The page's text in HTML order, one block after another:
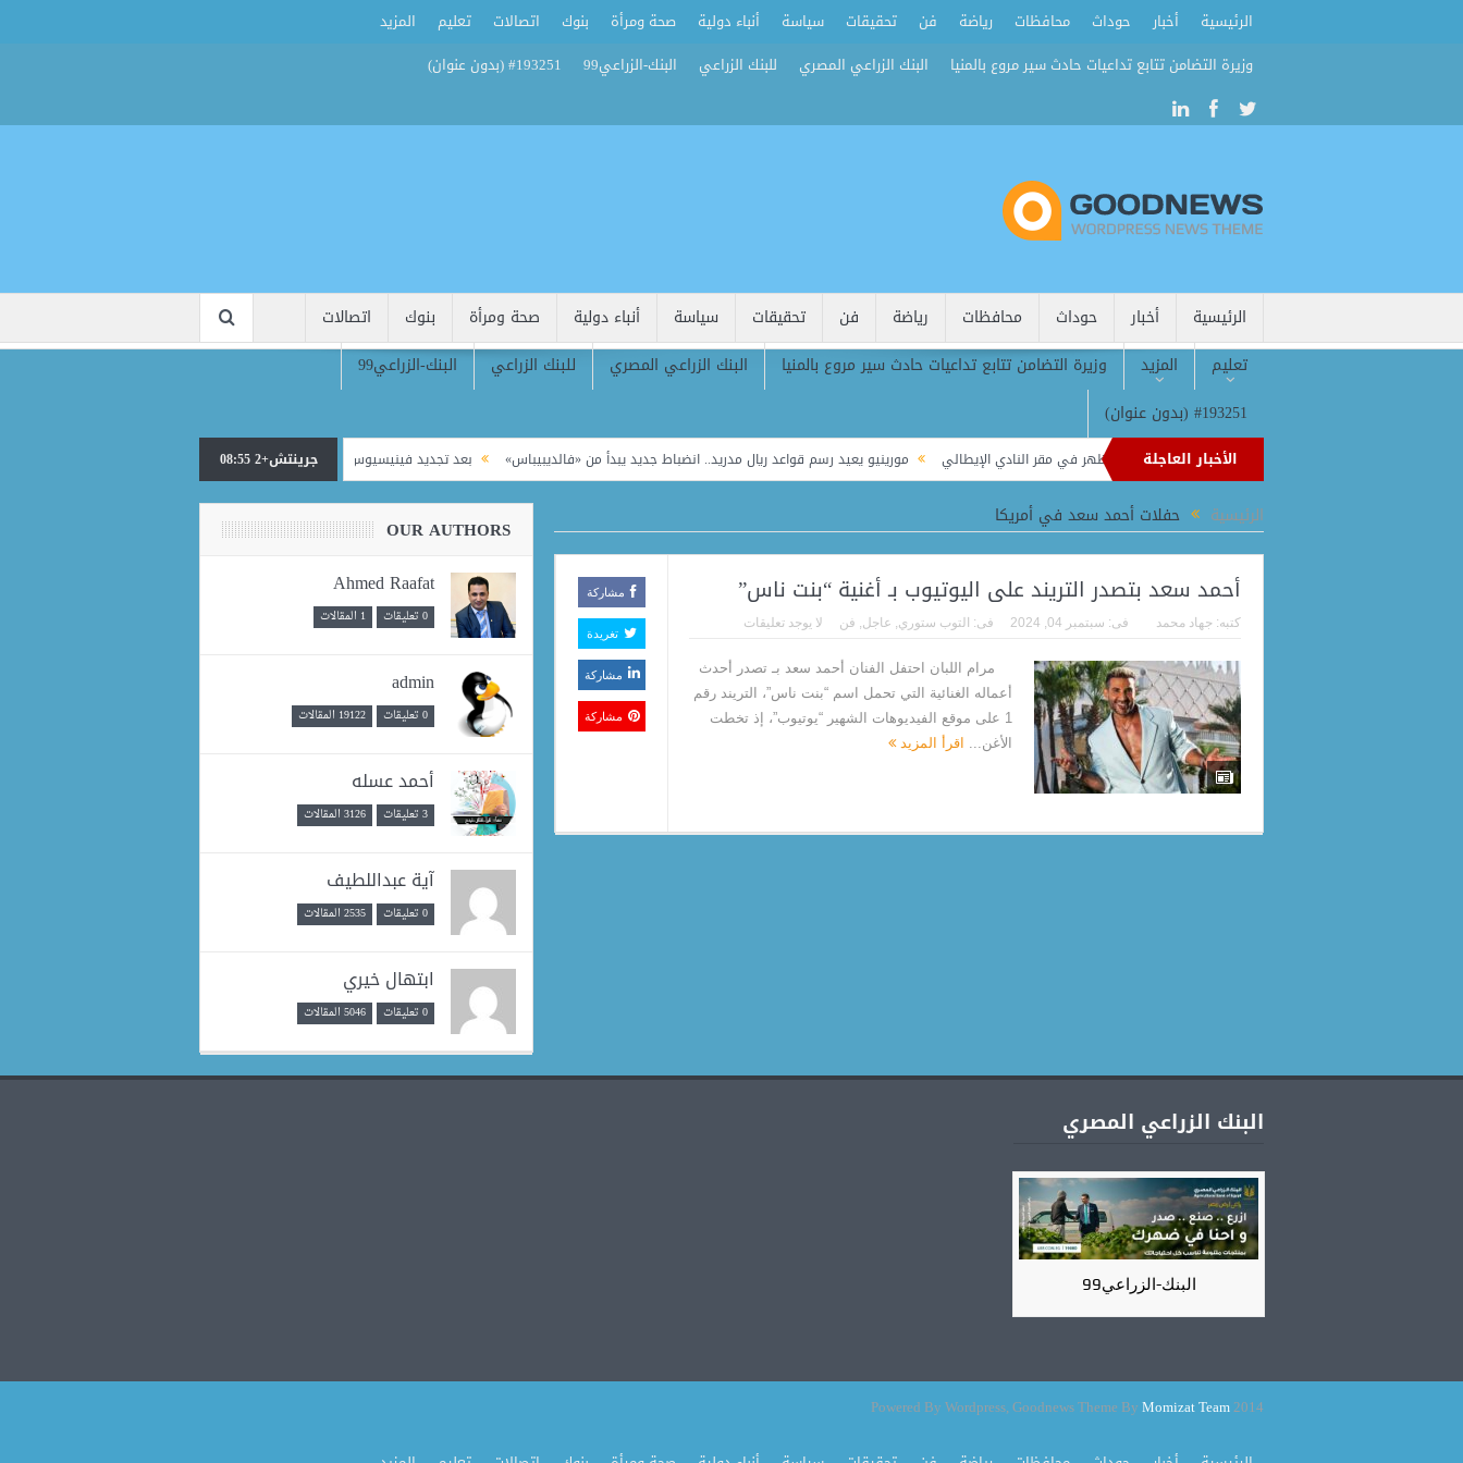
الرئيسية أخبار حوداث محافظات رياضة فن تحقيقات سياسة أنباء دولية صحة ومرأة بنوك اتصالات تعليم
المزيد
وزيرة التضامن تتابع تداعيات حادث سير مروع بالمنيا
البنك الزراعي المصري للبنك الزراعي البنك-الزراعي99 #193251 (بدون عنوان)
الرئيسية أخبار حوداث محافظات رياضة فن تحقيقات سياسة أنباء دولية صحة ومرأة بنوك
اتصالات
تعليم
المزيد وزيرة التضامن تتابع تداعيات حادث سير مروع بالمنيا البنك الزراعي المصري للبنك الزراعي
البنك-الزراعي99
#193251 (بدون عنوان)
الأخبار العاجلة
نابولي يتحرك لضم جيسوس.. وكيل مهاجم آرسنال يظهر في مقر النادي الإيطالي مورينيو يعيد رسم قواعد ريال مدريد.. انضباط جديد يبدأ من «فالديبيباس» بعد تجديد فينيسيوس.. معضلة جديدة تنتظر مورينيو داخل ريال مدريد
محافظ الدقهلية يؤكد مواصلة إزالة مخالفات البناء بالمطرية والتصدي للتعديات فورًا
جرينتش+2 08:55
الرئيسية حفلات أحمد سعد في أمريكا
أحمد سعد بتصدر التريند على اليوتيوب بـ أغنية “بنت ناس”
كتبه: جهاد محمد فى: سبتمبر 04, 2024 فى: التوب ستوري عاجل فن لا يوجد تعليقات
مرام اللبان احتفل الفنان أحمد سعد بـ تصدر أحدث
أعماله الغنائية التي تحمل اسم “بنت ناس”، التريند رقم
1 على موقع الفيديوهات الشهير “يوتيوب”، إذ تخطت
الأغن... اقرأ المزيد
مشاركة
تغريدة
مشاركة
مشاركة
OUR AUTHORS
Ahmed Raafat
0 تعليقات 1 المقالات
admin
0 تعليقات 19122 المقالات
أحمد عسله
3 تعليقات 3126 المقالات
آية عبداللطيف
0 تعليقات 2535 المقالات
ابتهال خيري
0 تعليقات 5046 المقالات
البنك الزراعي المصري
البنك-الزراعي99
2014 Powered By Wordpress, Goodnews Theme By
Momizat Team